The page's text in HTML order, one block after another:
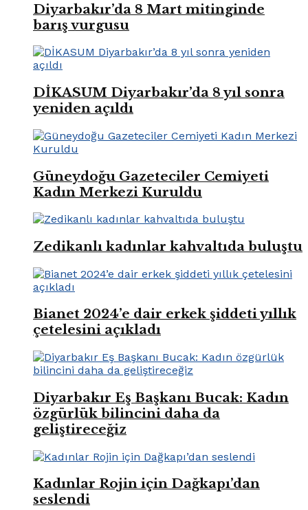
Diyarbakır’da 8 Mart mitinginde
barış vurgusu
DİKASUM Diyarbakır’da 8 yıl sonra
yeniden açıldı
Güneydoğu Gazeteciler Cemiyeti
Kadın Merkezi Kuruldu
Zedikanlı kadınlar kahvaltıda buluştu
Bianet 2024’e dair erkek şiddeti yıllık
çetelesini açıkladı
Diyarbakır Eş Başkanı Bucak: Kadın
özgürlük bilincini daha da
geliştireceğiz
Kadınlar Rojin için Dağkapı’dan
seslendi